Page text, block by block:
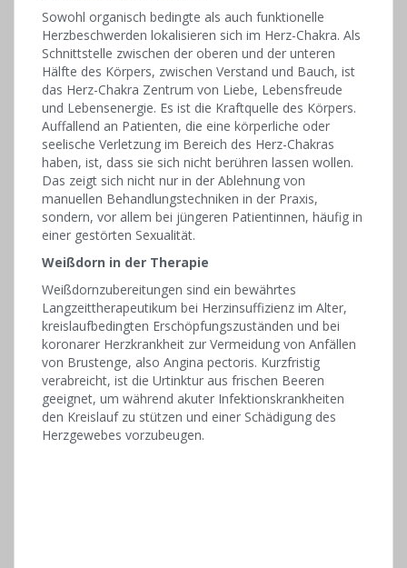
Sowohl organisch bedingte als auch funktionelle
Herzbeschwerden lokalisieren sich im Herz-Chakra. Als
Schnittstelle zwischen der oberen und der unteren
Hälfte des Körpers, zwischen Verstand und Bauch, ist
das Herz-Chakra Zentrum von Liebe, Lebensfreude
und Lebensenergie. Es ist die Kraftquelle des Körpers.
Auffallend an Patienten, die eine körperliche oder
seelische Verletzung im Bereich des Herz-Chakras
haben, ist, dass sie sich nicht berühren lassen wollen.
Das zeigt sich nicht nur in der Ablehnung von
manuellen Behandlungstechniken in der Praxis,
sondern, vor allem bei jüngeren Patientinnen, häufig in
einer gestörten Sexualität.
Weißdorn in der Therapie
Weißdornzubereitungen sind ein bewährtes
Langzeittherapeutikum bei Herzinsuffizienz im Alter,
kreislaufbedingten Erschöpfungszuständen und bei
koronarer Herzkrankheit zur Vermeidung von Anfällen
von Brustenge, also Angina pectoris. Kurzfristig
verabreicht, ist die Urtinktur aus frischen Beeren
geeignet, um während akuter Infektionskrankheiten
den Kreislauf zu stützen und einer Schädigung des
Herzgewebes vorzubeugen.